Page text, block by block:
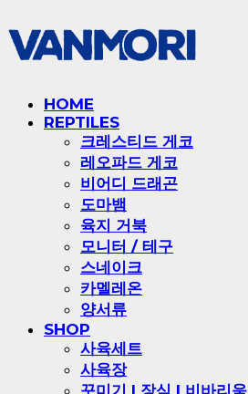
HOME
REPTILES
크레스티드 게코
레오파드 게코
비어디 드래곤
도마뱀
육지 거북
모니터 / 테구
스네이크
카멜레온
양서류
SHOP
사육세트
사육장